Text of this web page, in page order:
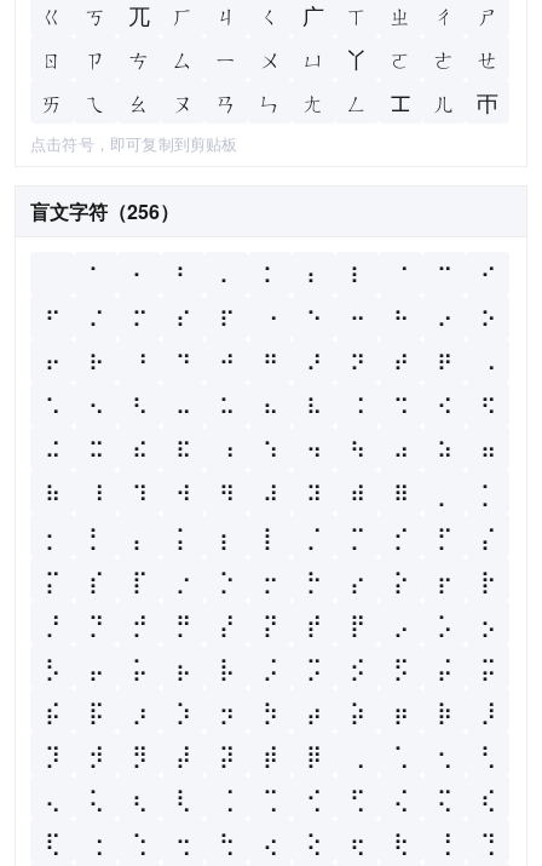
ㄍ ㄎ ㄫ ㄏ ㄐ ㄑ ㄬ ㄒ ㄓ ㄔ
ㄕ
ㄖ
ㄗ ㄘ ㄙ ㄧ ㄨ ㄩ 丫 ㄛ ㄜ
ㄝ
ㄞ
ㄟ ㄠ ㄡ ㄢ ㄣ ㄤ ㄥ ㆲ ㄦ ㄭ
点击符号，即可复制到剪贴板
盲文字符（256）
⠁ ⠂ ⠃ ⠄ ⠅ ⠆ ⠇ ⠈ ⠉
⠊
⠋
⠌ ⠍ ⠎ ⠏ ⠐ ⠑ ⠒ ⠓ ⠔
⠕
⠖
⠗ ⠘ ⠙ ⠚ ⠛ ⠜ ⠝ ⠞ ⠟
⠠
⠡
⠢ ⠣ ⠤ ⠥ ⠦ ⠧ ⠨ ⠩ ⠪
⠫
⠬
⠭ ⠮ ⠯ ⠰ ⠱ ⠲ ⠳ ⠴ ⠵
⠶
⠷
⠸ ⠹ ⠺ ⠻ ⠼ ⠽ ⠾ ⠿
⡁
⡂
⡃ ⡄ ⡅ ⡆ ⡇ ⡈ ⡉ ⡊ ⡋
⡌
⡍
⡎ ⡏ ⡐ ⡑ ⡒ ⡓ ⡔ ⡕ ⡖
⡗
⡘
⡙ ⡚ ⡛ ⡜ ⡝ ⡞ ⡟ ⡠ ⡡
⡢
⡣
⡤ ⡥ ⡦ ⡧ ⡨ ⡩ ⡪ ⡫ ⡬
⡭
⡮
⡯ ⡰ ⡱ ⡲ ⡳ ⡴ ⡵ ⡶ ⡷
⡸
⡹
⡺ ⡻ ⡼ ⡽ ⡾ ⡿ ⢁ ⢂
⢃
⢄
⢅ ⢆ ⢇ ⢈ ⢉ ⢊ ⢋ ⢌ ⢍
⢎
⢏
⢐ ⢑ ⢒ ⢓ ⢔ ⢕ ⢖ ⢗ ⢘
⢙